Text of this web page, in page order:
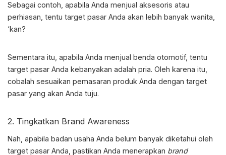
Sebagai contoh, apabila Anda menjual aksesoris atau
perhiasan, tentu target pasar Anda akan lebih banyak wanita,
‘kan?
Sementara itu, apabila Anda menjual benda otomotif, tentu
target pasar Anda kebanyakan adalah pria. Oleh karena itu,
cobalah sesuaikan pemasaran produk Anda dengan target
pasar yang akan Anda tuju.
2. Tingkatkan Brand Awareness
Nah, apabila badan usaha Anda belum banyak diketahui oleh
target pasar Anda, pastikan Anda menerapkan brand